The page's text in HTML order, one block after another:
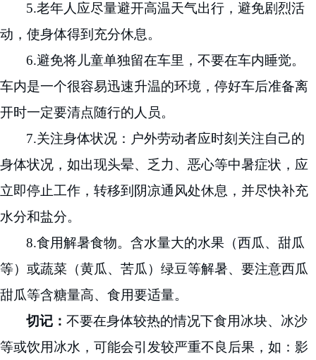
5.老年人应尽量避开高温天气出行 ，避免剧烈活
动，使身体得到充分休息。
6.避免将儿童单独留在车里，不要在车内睡觉。
车内是一个很容易迅速升温的环境，停好车后准备离
开时一定要清点随行的人员。
7.关注身体状况：户外劳动者应时刻关注自己的
身体状况，如出现头晕、乏力、恶心等中暑症状，应
立即停止工作，转移到阴凉通风处休息，并尽快补充
水分和盐分。
8.食用解暑食物。含水量大的水果（西瓜、甜瓜
等）或蔬菜（黄瓜、苦瓜）绿豆等解暑、要注意西瓜
甜瓜等含糖量高、食用要适量。
切记：不要在身体较热的情况下食用冰块、冰沙
等或饮用冰水，可能会引发较严重不良后果，如：影